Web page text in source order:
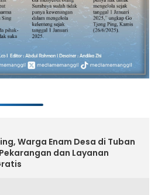
Warga Enam Desa di Tuban
dan Layanan